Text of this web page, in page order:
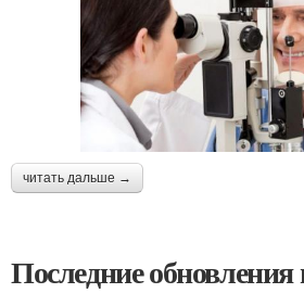
читать дальше →
Последние обновления